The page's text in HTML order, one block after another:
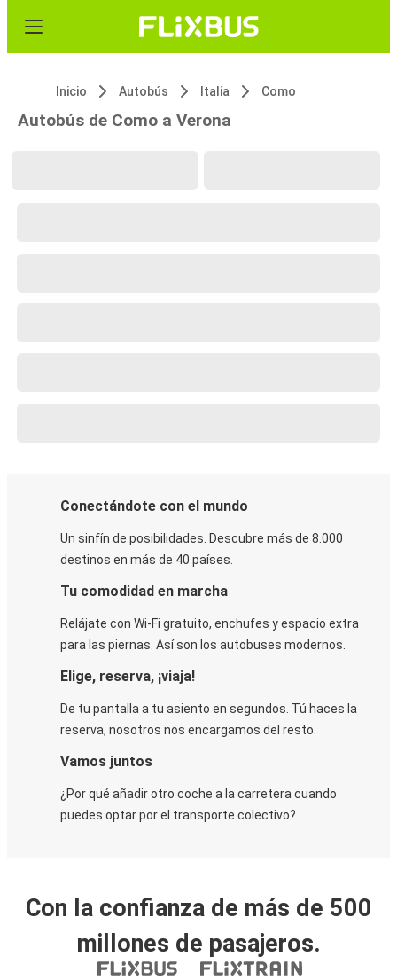
Inicio Autobús Italia Como
Autobús de Como a Verona
Conectándote con el mundo
Un sinfín de posibilidades. Descubre más de 8.000
destinos en más de 40 países.
Tu comodidad en marcha
Relájate con Wi-Fi gratuito, enchufes y espacio extra
para las piernas. Así son los autobuses modernos.
Elige, reserva, ¡viaja!
De tu pantalla a tu asiento en segundos. Tú haces la
reserva, nosotros nos encargamos del resto.
Vamos juntos
¿Por qué añadir otro coche a la carretera cuando
puedes optar por el transporte colectivo?
Con la confianza de más de 500
millones de pasajeros.